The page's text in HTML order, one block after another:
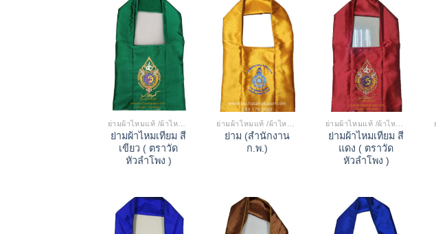
ย่ามผ้าไหมเทียม สี
เขียว ( ตราวัด
หัวลำโพง )
ย่าม (สำนักงาน
ก.พ.)
ย่ามผ้าไหมเทียม สี
แดง ( ตราวัด
หัวลำโพง )